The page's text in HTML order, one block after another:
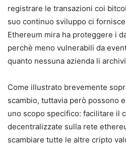
registrare le transazioni coi
suo continuo sviluppo ci
Ethereum mira ha proteggere i
perchè meno vulnerabili da
quanto nessuna azienda li
Come illustrato brevemente
scambio, tuttavia però possono
uno scopo specifico: facilitare il
decentralizzate sulla rete
scambiare tutte le altre cripto